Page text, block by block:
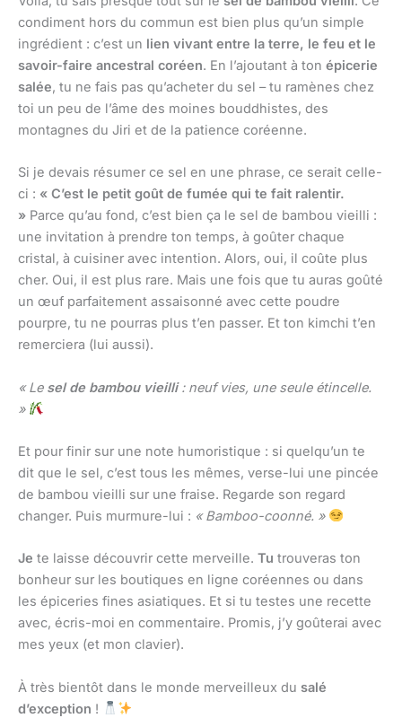
condiment hors du commun est bien plus qu’un simple
ingrédient : c’est un lien vivant entre la terre, le feu et le
savoir-faire ancestral coréen. En l’ajoutant à ton épicerie
salée, tu ne fais pas qu’acheter du sel – tu ramènes chez
toi un peu de l’âme des moines bouddhistes, des
montagnes du Jiri et de la patience coréenne.
Si je devais résumer ce sel en une phrase, ce serait celle-
ci : « C’est le petit goût de fumée qui te fait ralentir.
» Parce qu’au fond, c’est bien ça le sel de bambou vieilli :
une invitation à prendre ton temps, à goûter chaque
cristal, à cuisiner avec intention. Alors, oui, il coûte plus
cher. Oui, il est plus rare. Mais une fois que tu auras goûté
un œuf parfaitement assaisonné avec cette poudre
pourpre, tu ne pourras plus t’en passer. Et ton kimchi t’en
remerciera (lui aussi).
« Le sel de bambou vieilli: neuf vies, une seule étincelle.
»
Et pour finir sur une note humoristique : si quelqu’un te
dit que le sel, c’est tous les mêmes, verse-lui une pincée
de bambou vieilli sur une fraise. Regarde son regard
changer. Puis murmure-lui : « Bamboo-coonné. »
Je te laisse découvrir cette merveille. Tu trouveras ton
bonheur sur les boutiques en ligne coréennes ou dans
les épiceries fines asiatiques. Et si tu testes une recette
avec, écris-moi en commentaire. Promis, j’y goûterai avec
mes yeux (et mon clavier).
À très bientôt dans le monde merveilleux du salé
d’exception !